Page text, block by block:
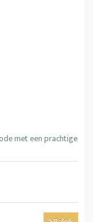
met een prachtige